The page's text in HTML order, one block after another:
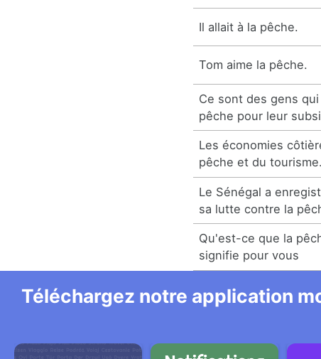
Il allait à la pêche.
Tom aime la pêche.
Ce sont des gens
pêche pour leur
Les économies
pêche et du tourisme.
Le Sénégal a
sa lutte contre la
Qu'est-ce que la
signifie pour vous
Téléchargez notre application